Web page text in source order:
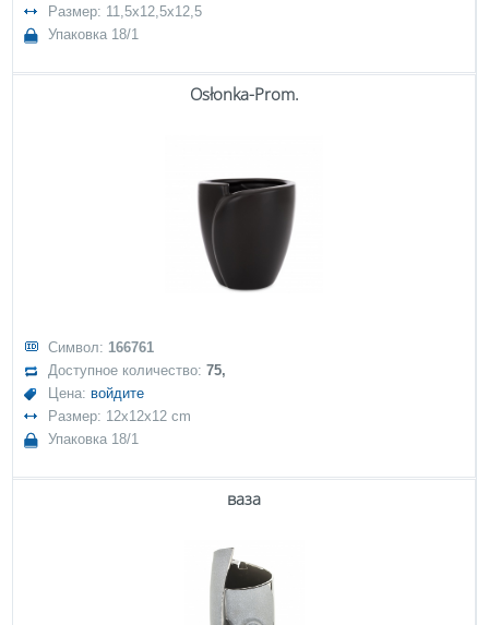
Размер: 11,5x12,5x12,5
Упаковка 18/1
Osłonka-Prom.
Символ: 166761
Доступное количество:75,
Цена: войдите
Размер: 12x12x12 cm
Упаковка 18/1
ваза